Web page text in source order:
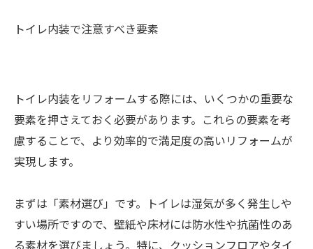
トイレ内装で注意すべき要素
トイレ内装をリフォームする際には、いくつかの重要な
要素を押さえておく必要があります。これらの要素を考
慮することで、より効率的で満足度の高いリフォームが
実現します。
まずは「素材選び」です。トイレは湿気が多く発生しや
すい場所ですので、壁紙や床材には防水性や抗菌性のあ
る素材を選びましょう。特に、クッションフロアやタイ